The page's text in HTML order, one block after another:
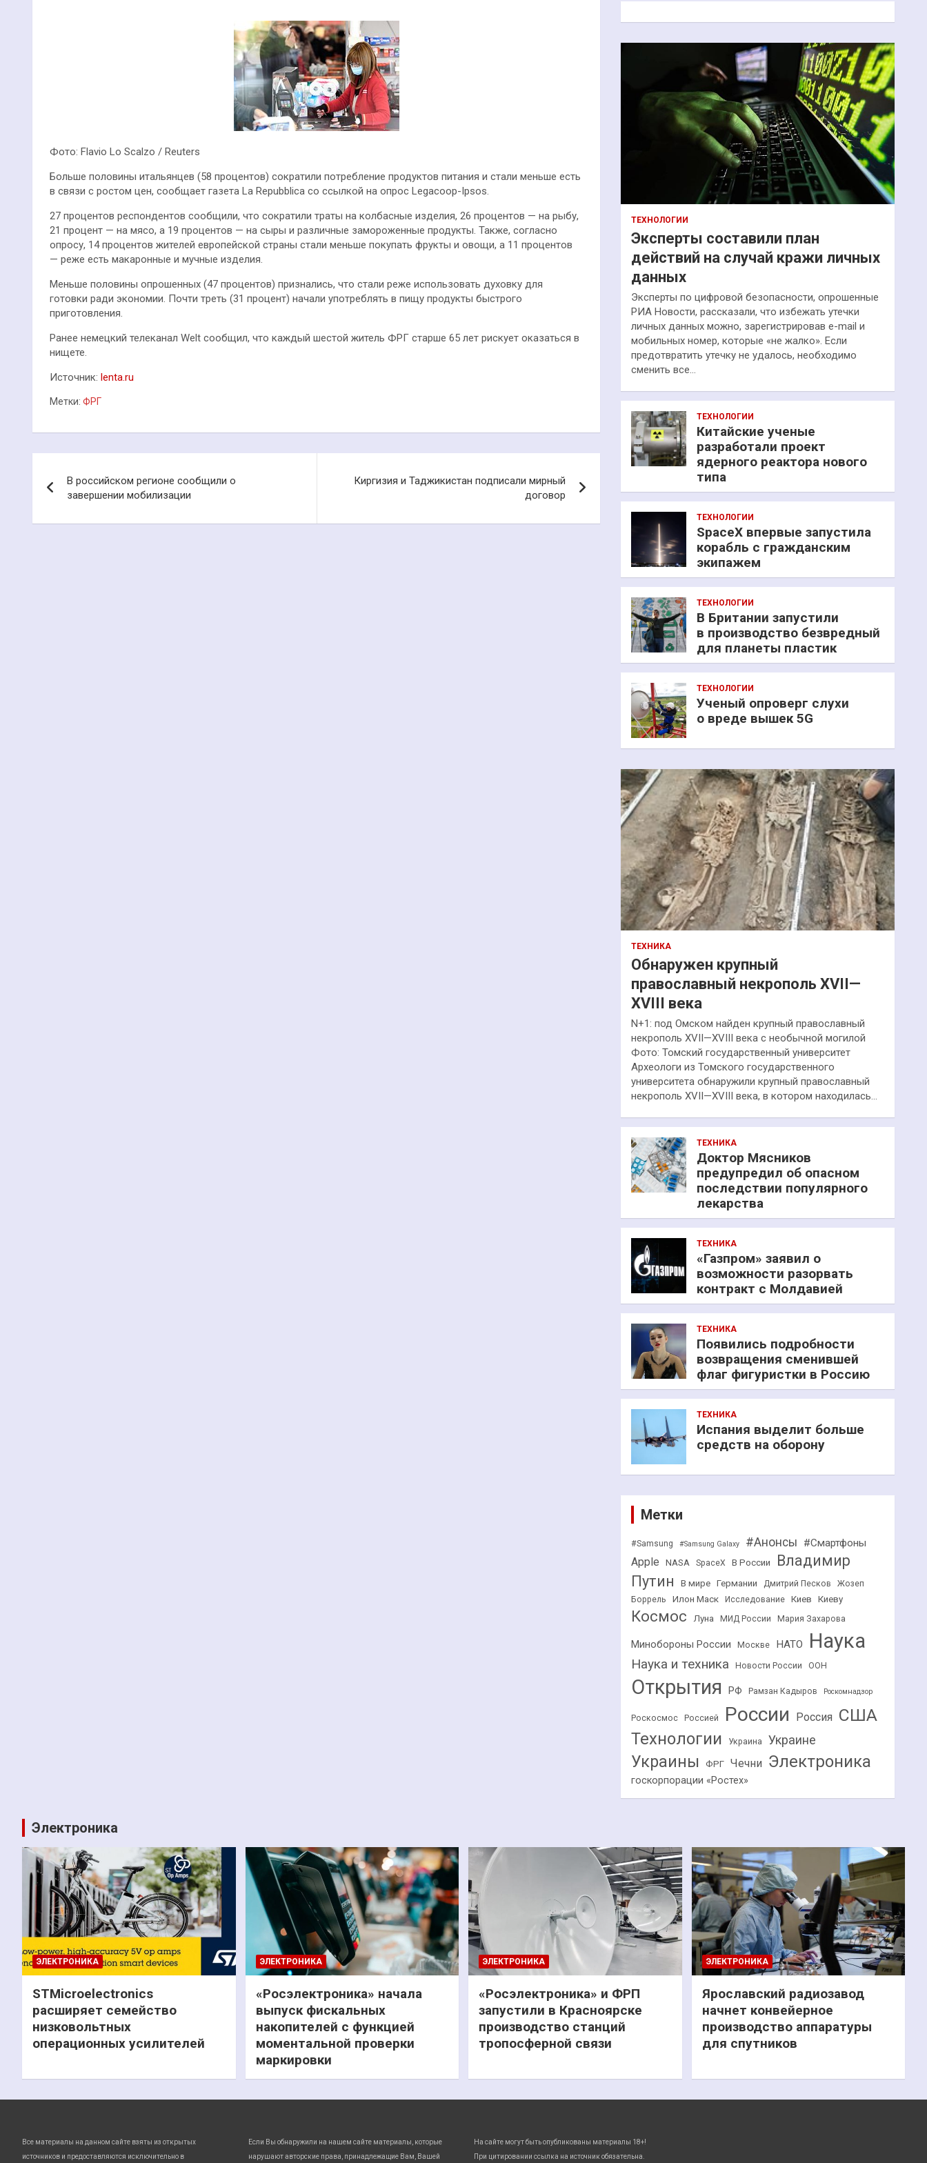
Фото: Flavio Lo Scalzo / Reuters
Больше половины итальянцев (58 процентов) сократили потребление продуктов питания и стали меньше есть
в связи с ростом цен, сообщает газета La Repubblica со ссылкой на опрос Legacoop-Ipsos.
27 процентов респондентов сообщили, что сократили траты на колбасные изделия, 26 процентов — на рыбу,
21 процент — на мясо, а 19 процентов — на сыры и различные замороженные продукты. Также, согласно
опросу, 14 процентов жителей европейской страны стали меньше покупать фрукты и овощи, а 11 процентов
— реже есть макаронные и мучные изделия.
Меньше половины опрошенных (47 процентов) признались, что стали реже использовать духовку для
готовки ради экономии. Почти треть (31 процент) начали употреблять в пищу продукты быстрого
приготовления.
Ранее немецкий телеканал Welt сообщил, что каждый шестой житель ФРГ старше 65 лет рискует оказаться в
нищете.
Источник: lenta.ru
Метки: ФРГ
по
записям
В российском регионе сообщили о
завершении мобилизации
Киргизия и Таджикистан подписали мирный
договор
к
ТЕХНОЛОГИИ
Эксперты составили план
действий на случай кражи личных
данных
Эксперты по цифровой безопасности, опрошенные
РИА Новости, рассказали, что избежать утечки
личных данных можно, зарегистрировав e-mail и
мобильных номер, которые «не жалко». Если
предотвратить утечку не удалось, необходимо
сменить все…
ТЕХНОЛОГИИ
Китайские ученые
разработали проект
ядерного реактора нового
типа
ТЕХНОЛОГИИ
SpaceX впервые запустила
корабль с гражданским
экипажем
ТЕХНОЛОГИИ
В Британии запустили
в производство безвредный
для планеты пластик
ТЕХНОЛОГИИ
Ученый опроверг слухи
о вреде вышек 5G
ТЕХНИКА
Обнаружен крупный
православный некрополь XVII—
XVIII века
N+1: под Омском найден крупный православный
некрополь XVII—XVIII века с необычной могилой
Фото: Томский государственный университет
Археологи из Томского государственного
университета обнаружили крупный православный
некрополь XVII—XVIII века, в котором находилась…
ТЕХНИКА
Доктор Мясников
предупредил об опасном
последствии популярного
лекарства
ТЕХНИКА
«Газпром» заявил о
возможности разорвать
контракт с Молдавией
ТЕХНИКА
Появились подробности
возвращения сменившей
флаг фигуристки в Россию
ТЕХНИКА
Испания выделит больше
средств на оборону
Метки
#Samsung #Samsung Galaxy #Анонсы #Смартфоны
Apple NASA SpaceX В России
Владимир
Путин
В мире Германии Дмитрий Песков
Жозеп
Боррель
Илон Маск Исследование Киев Киеву
Космос Луна МИД России Мария Захарова
Минобороны России Москве НАТО Наука
Наука и техника Новости России ООН
Открытия РФ Рамзан Кадыров Роскомнадзор
Роскосмос Россией России Россия США
Технологии Украина Украине
Украины ФРГ Чечни Электроника
госкорпорации «Ростех»
Электроника
ЭЛЕКТРОНИКА
STMicroelectronics
расширяет семейство
низковольтных
операционных усилителей
ЭЛЕКТРОНИКА
«Росэлектроника» начала
выпуск фискальных
накопителей с функцией
моментальной проверки
маркировки
ЭЛЕКТРОНИКА
«Росэлектроника» и ФРП
запустили в Красноярске
производство станций
тропосферной связи
ЭЛЕКТРОНИКА
Ярославский радиозавод
начнет конвейерное
производство аппаратуры
для спутников
Все материалы на данном сайте взяты из открытых
источников и предоставляются исключительно в
Если Вы обнаружили на нашем сайте материалы, которые
нарушают авторские права, принадлежащие Вам, Вашей
На сайте могут быть опубликованы материалы 18+!
При цитировании ссылка на источник обязательна.